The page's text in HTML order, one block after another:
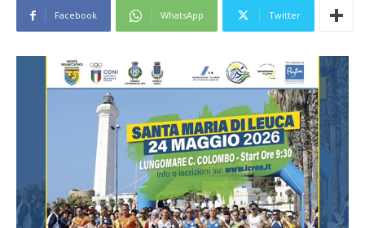
Facebook WhatsApp Twitter